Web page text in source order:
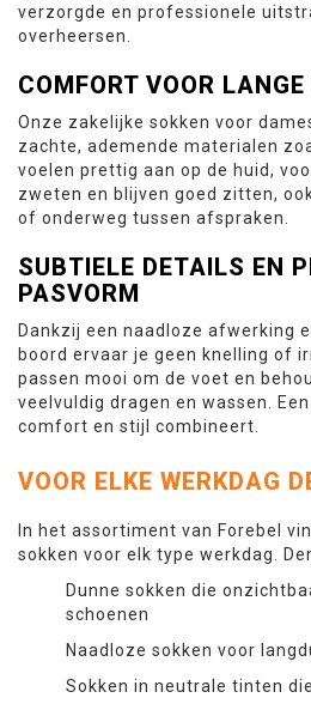
verzorgde en professionele
overheersen.
COMFORT VOOR LANGE
Onze zakelijke sokken voor
zachte, ademende materialen
voelen prettig aan op de huid,
zweten en blijven goed zitten,
of onderweg tussen afspraken.
SUBTIELE DETAILS EN
PASVORM
Dankzij een naadloze afwerking
boord ervaar je geen knelling of
passen mooi om de voet en
veelvuldig dragen en wassen.
comfort en stijl combineert.
VOOR ELKE WERKDAG
In het assortiment van Forebel
sokken voor elk type werkdag.
Dunne sokken die
schoenen
Naadloze sokken voor
Sokken in neutrale tinten